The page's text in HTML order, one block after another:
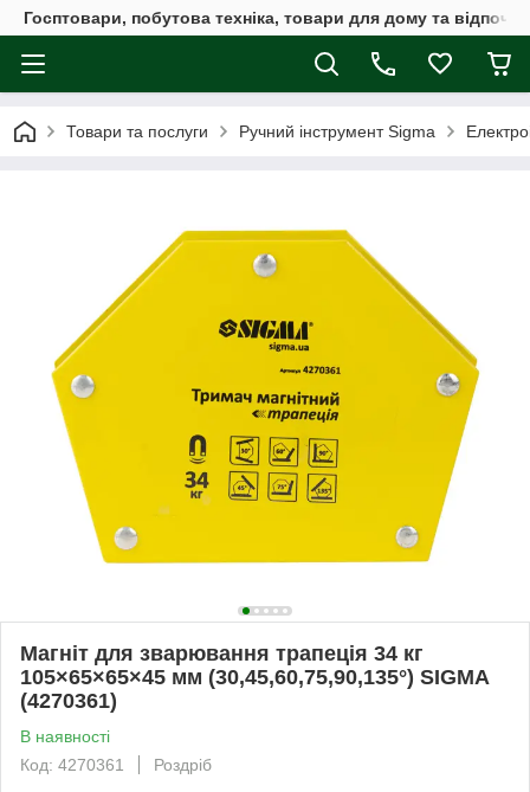
Госптовари, побутова техніка, товари для дому та
Товари та послуги Ручний інструмент Sigma
Магніт для зварювання трапеція 34 кг
105×65×65×45 мм (30,45,60,75,90,135°) SIGMA
(4270361)
В наявності
Код: 4270361
Роздріб